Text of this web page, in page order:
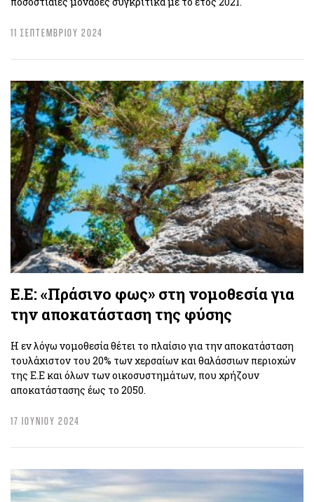
11 ΣΕΠΤΕΜΒΡΙΟΥ 2024
Ε.Ε: «Πράσινο φως» στη νομοθεσία για
την αποκατάσταση της φύσης
Η εν λόγω νομοθεσία θέτει το πλαίσιο για την αποκατάσταση
τουλάχιστον του 20% των χερσαίων και θαλάσσιων περιοχών
της Ε.Ε και όλων των οικοσυστημάτων, που χρήζουν
αποκατάστασης έως το 2050.
17 ΙΟΥΝΙΟΥ 2024